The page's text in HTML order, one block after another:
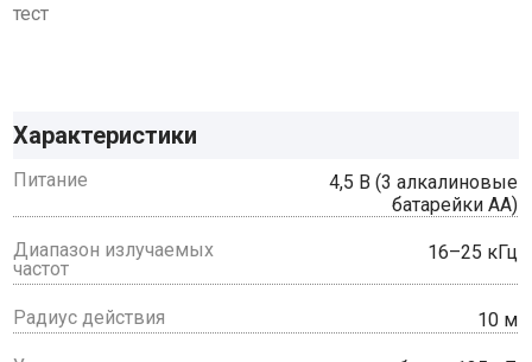
тест
Характеристики
Питание
4,5 В (3 алкалиновые
батарейки AA)
Диапазон излучаемых
частот
16–25 кГц
Радиус действия 10 м